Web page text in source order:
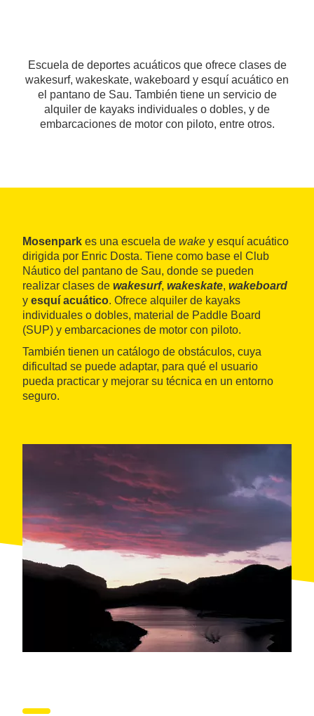
Escuela de deportes acuáticos que ofrece clases de
wakesurf, wakeskate, wakeboard y esquí acuático en
el pantano de Sau. También tiene un servicio de
alquiler de kayaks individuales o dobles, y de
embarcaciones de motor con piloto, entre otros.
Mosenpark es una escuela de wake y esquí acuático
dirigida por Enric Dosta. Tiene como base el Club
Náutico del pantano de Sau, donde se pueden
realizar clases de wakesurf, wakeskate, wakeboard
y esquí acuático. Ofrece alquiler de kayaks
individuales o dobles, material de Paddle Board
(SUP) y embarcaciones de motor con piloto.
También tienen un catálogo de obstáculos, cuya
dificultad se puede adaptar, para qué el usuario
pueda practicar y mejorar su técnica en un entorno
seguro.